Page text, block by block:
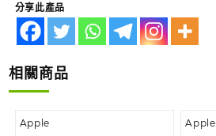
分享此產品
相關商品
Apple Apple